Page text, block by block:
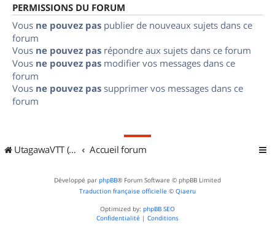
PERMISSIONS DU FORUM
Vous ne pouvez pas publier de nouveaux sujets dans ce
forum
Vous ne pouvez pas répondre aux sujets dans ce forum
Vous ne pouvez pas modifier vos messages dans ce
forum
Vous ne pouvez pas supprimer vos messages dans ce
forum
UtagawaVTT (Randos VTT et VTTAE avec traces GPS) Accueil forum
Développé par phpBB® Forum Software © phpBB Limited
Traduction française officielle © Qiaeru
Optimized by: phpBB SEO
Confidentialité | Conditions